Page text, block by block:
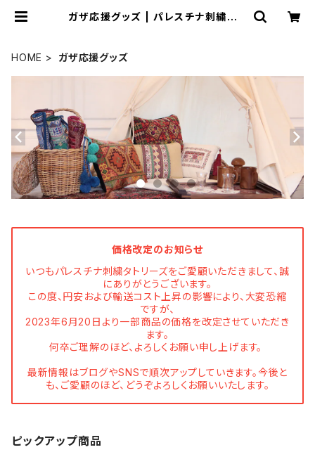
ガザ応援グッズ | パレスチナ刺繍タト
HOME ガザ応援グッズ
価格改定のお知らせ
いつもパレスチナ刺繍タトリーズをご愛顧いただきまして、誠
にありがとうございます。
この度、円安および輸送コスト上昇の影響により、大変恐縮
ですが、
2023年6月20日より一部商品の価格を改定させていただき
ます。
何卒ご理解のほど、よろしくお願い申し上げます。
最新情報はブログやSNSで順次アップしていきます。今後と
も、ご愛顧のほど、どうぞよろしくお願いいたします。
ピックアップ商品